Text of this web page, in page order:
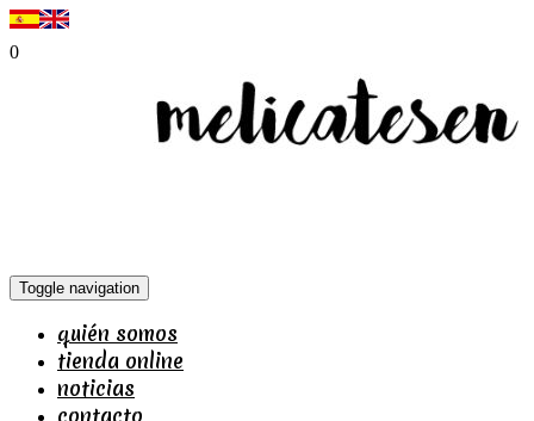
0
Toggle navigation
quién somos
tienda online
noticias